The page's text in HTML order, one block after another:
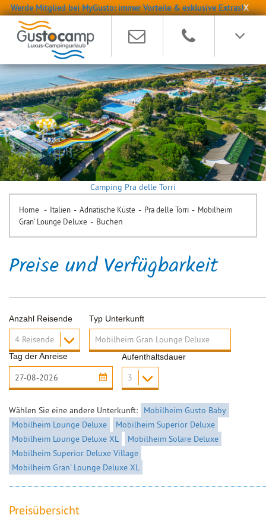
Werde Mitglied bei MyGusto: immer Vorteile & exklusive Extras!X
Camping Pra delle Torri
Home - Italien - Adriatische Küste - Pra delle Torri - Mobilheim
Gran' Lounge Deluxe - Buchen
Preise und Verfügbarkeit
Anzahl Reisende Typ Unterkunft
Tag der Anreise Aufenthaltsdauer
Wählen Sie eine andere Unterkunft:
Mobilheim Gusto Baby
Mobilheim Lounge Deluxe
Mobilheim Superior Deluxe
Mobilheim Lounge Deluxe XL
Mobilheim Solare Deluxe
Mobilheim Superior Deluxe Village
Mobilheim Gran' Lounge Deluxe XL
Preisübersicht